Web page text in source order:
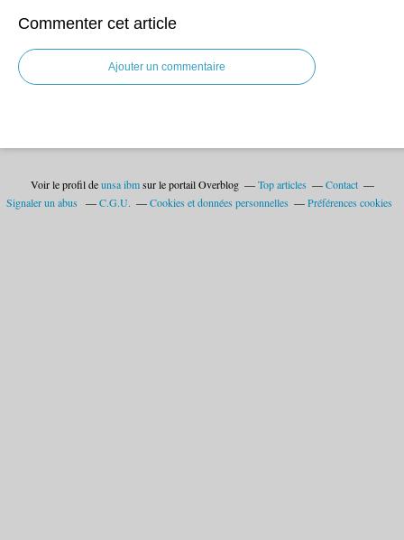
Commenter cet article
Ajouter un commentaire
Voir le profil deunsa ibmsur le portail Overblog Top articles
Contact
Signaler un abus
C.G.U. Cookies et données personnelles Préférences cookies